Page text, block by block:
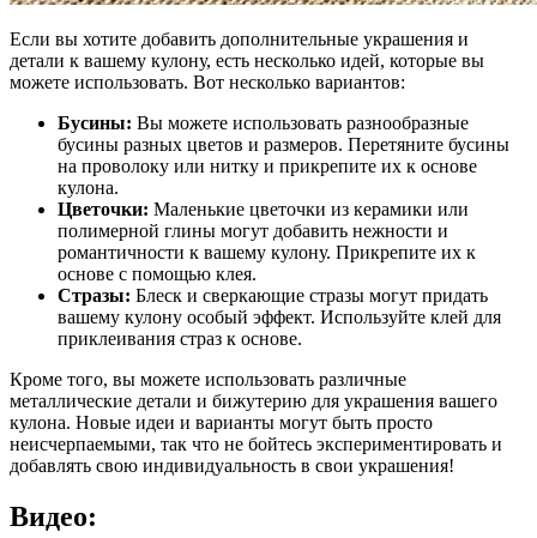
Если вы хотите добавить дополнительные украшения и
детали к вашему кулону, есть несколько идей, которые вы
можете использовать. Вот несколько вариантов:
Бусины: Вы можете использовать разнообразные
бусины разных цветов и размеров. Перетяните бусины
на проволоку или нитку и прикрепите их к основе
кулона.
Цветочки: Маленькие цветочки из керамики или
полимерной глины могут добавить нежности и
романтичности к вашему кулону. Прикрепите их к
основе с помощью клея.
Стразы: Блеск и сверкающие стразы могут придать
вашему кулону особый эффект. Используйте клей для
приклеивания страз к основе.
Кроме того, вы можете использовать различные
металлические детали и бижутерию для украшения вашего
кулона. Новые идеи и варианты могут быть просто
неисчерпаемыми, так что не бойтесь экспериментировать и
добавлять свою индивидуальность в свои украшения!
Видео: